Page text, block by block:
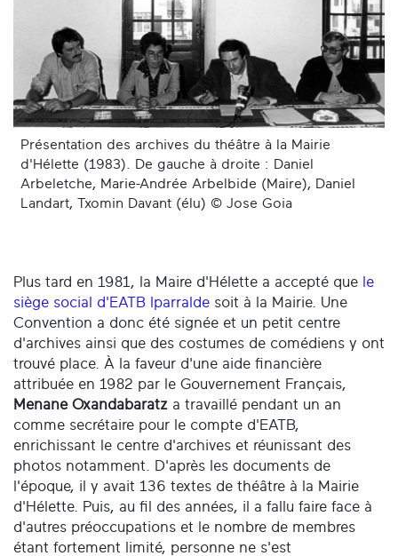
Présentation des archives du théâtre à la Mairie
d'Hélette (1983). De gauche à droite : Daniel
Arbeletche, Marie-Andrée Arbelbide (Maire), Daniel
Landart, Txomin Davant (élu) © Jose Goia
Plus tard en 1981, la Maire d'Hélette a accepté que le
siège social d'EATB Iparralde soit à la Mairie. Une
Convention a donc été signée et un petit centre
d'archives ainsi que des costumes de comédiens y ont
trouvé place. À la faveur d'une aide financière
attribuée en 1982 par le Gouvernement Français,
Menane Oxandabaratz a travaillé pendant un an
comme secrétaire pour le compte d'EATB,
enrichissant le centre d'archives et réunissant des
photos notamment. D'après les documents de
l'époque, il y avait 136 textes de théâtre à la Mairie
d'Hélette. Puis, au fil des années, il a fallu faire face à
d'autres préoccupations et le nombre de membres
étant fortement limité, personne ne s'est